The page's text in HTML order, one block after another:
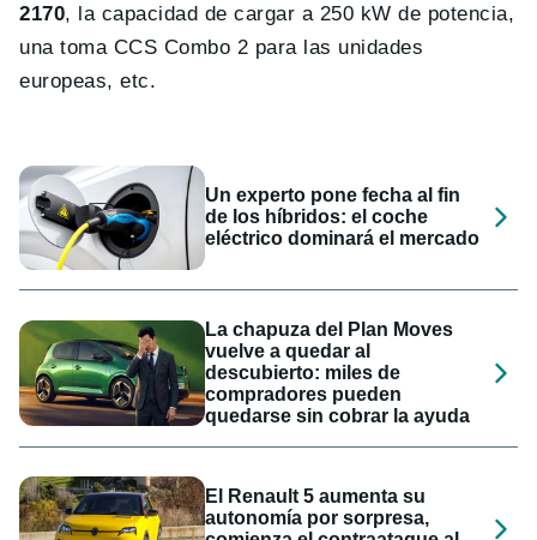
2170, la capacidad de cargar a 250 kW de potencia,
una toma CCS Combo 2 para las unidades
europeas, etc.
Un experto pone fecha al fin
de los híbridos: el coche
eléctrico dominará el mercado
La chapuza del Plan Moves
vuelve a quedar al
descubierto: miles de
compradores pueden
quedarse sin cobrar la ayuda
El Renault 5 aumenta su
autonomía por sorpresa,